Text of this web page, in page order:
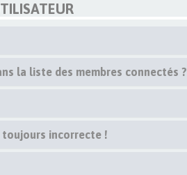
la liste des membres connectés ?
toujours incorrecte !